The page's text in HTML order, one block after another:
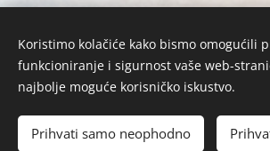
Žabac Bubi j.d.o.o. © 2026 Sva
Kolačići
Koristimo kolačiće kako bismo omogućili
funkcioniranje i sigurnost vaše web-
najbolje moguće korisničko iskustvo.
Prihvati samo neophodno